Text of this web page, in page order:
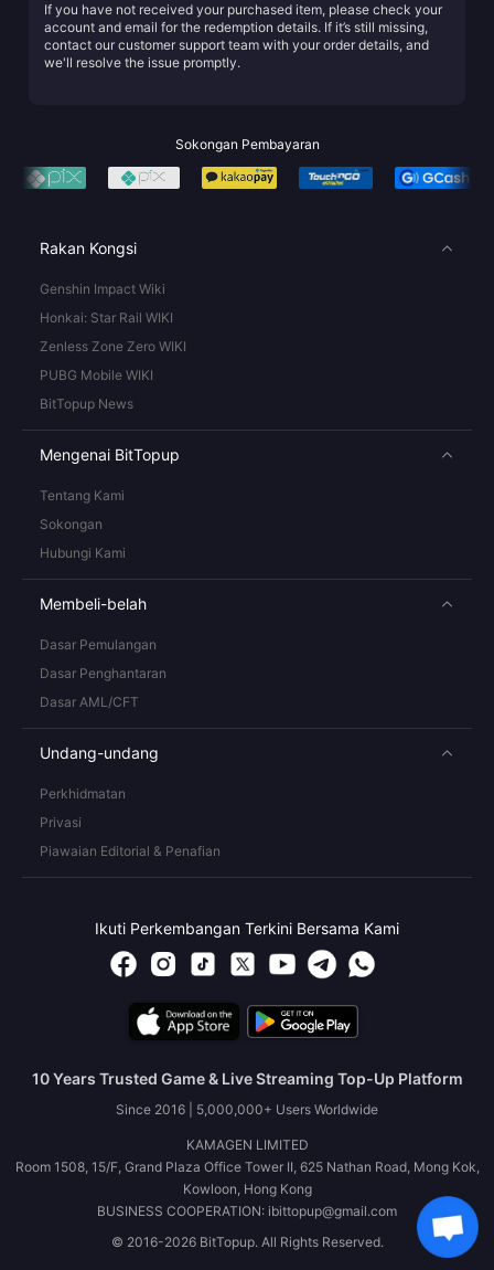
If you have not received your purchased item, please check your
account and email for the redemption details. If it’s still missing,
contact our customer support team with your order details, and
we'll resolve the issue promptly.
Sokongan Pembayaran
Rakan Kongsi
Genshin Impact Wiki
Honkai: Star Rail WIKI
Zenless Zone Zero WIKI
PUBG Mobile WIKI
BitTopup News
Mengenai BitTopup
Tentang Kami
Sokongan
Hubungi Kami
Membeli-belah
Dasar Pemulangan
Dasar Penghantaran
Dasar AML/CFT
Undang-undang
Perkhidmatan
Privasi
Piawaian Editorial & Penafian
Ikuti Perkembangan Terkini Bersama Kami
10 Years Trusted Game & Live Streaming Top-Up Platform
Since 2016 | 5,000,000+ Users Worldwide
KAMAGEN LIMITED
Room 1508, 15/F, Grand Plaza Office Tower II, 625 Nathan Road, Mong Kok,
Kowloon, Hong Kong
BUSINESS COOPERATION: ibittopup@gmail.com
© 2016-2026 BitTopup. All Rights Reserved.